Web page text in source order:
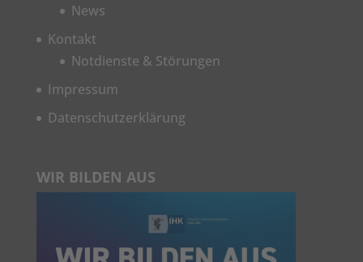
News
Kontakt
Notdienste & Störungen
Impressum
Datenschutzerklärung
WIR BILDEN AUS